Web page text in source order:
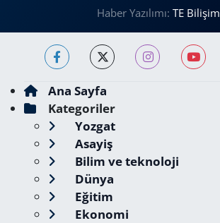
Haber Yazılımı: TE Bilişim
Ana Sayfa
Kategoriler
Yozgat
Asayiş
Bilim ve teknoloji
Dünya
Eğitim
Ekonomi